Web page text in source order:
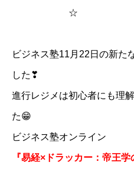
☆
ビジネス塾11月22日の新た
した❣
進行レジメは初心者にも理
た😁
ビジネス塾オンライン
『易経×ドラッカー：帝王